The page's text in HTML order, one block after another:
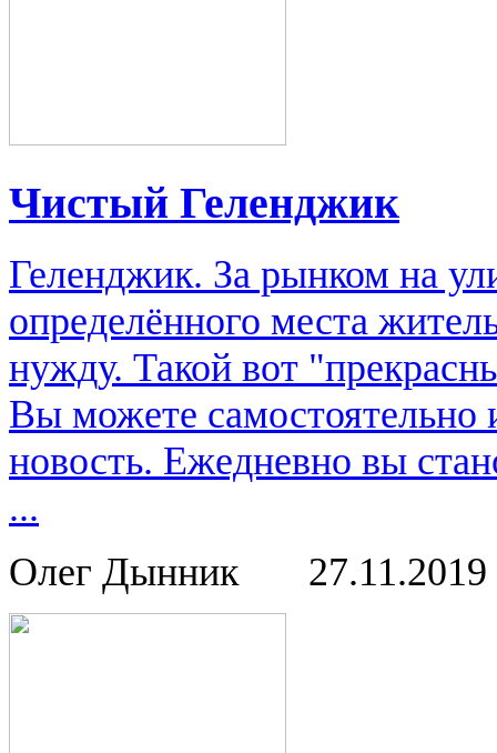
Чистый Геленджик
Геленджик. За рынком на
определённого места
нужду. Такой вот
Вы можете самостоятельно
новость. Ежедневно вы
...
Олег Дынник
27.11.2019